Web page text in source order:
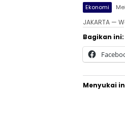
Ekonomi
JAKARTA —
Bagikan ini:
Menyukai